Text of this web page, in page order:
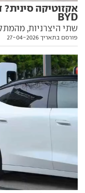
אקזוטיקה סינית?
BYD
שתי היצרניות,
הציגו בתערוכת
בפנים
פורסם בתאריך 27-04-2026